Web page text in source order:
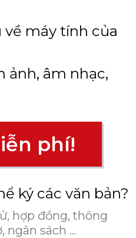
máy tính của
ảnh, âm nhạc,
phí!
ký các văn bản?
hợp đồng, thông
ngân sách ...